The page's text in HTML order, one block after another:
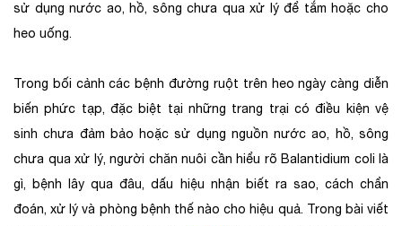
sử dụng nước ao, hồ, sông chưa qua xử lý để tắm hoặc cho
heo uống.
Trong bối cảnh các bệnh đường ruột trên heo ngày càng diễn
biến phức tạp, đặc biệt tại những trang trại có điều kiện vệ
sinh chưa đảm bảo hoặc sử dụng nguồn nước ao, hồ, sông
chưa qua xử lý, người chăn nuôi cần hiểu rõ Balantidium coli là
gì, bệnh lây qua đâu, dấu hiệu nhận biết ra sao, cách chẩn
đoán, xử lý và phòng bệnh thế nào cho hiệu quả. Trong bài viết